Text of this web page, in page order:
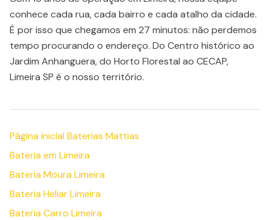
conhece cada rua, cada bairro e cada atalho da cidade.
É por isso que chegamos em 27 minutos: não perdemos
tempo procurando o endereço. Do Centro histórico ao
Jardim Anhanguera, do Horto Florestal ao CECAP,
Limeira SP é o nosso território.
Página inicial Baterias Mattias
Bateria em Limeira
Bateria Moura Limeira
Bateria Heliar Limeira
Bateria Carro Limeira